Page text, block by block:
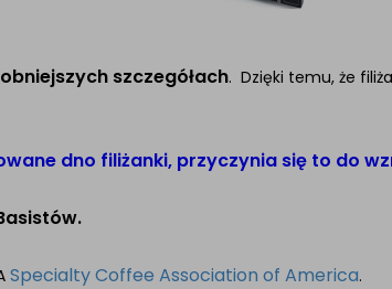
szczegółach. Dzięki temu, że
dno filiżanki, przyczynia się to do
Specialty Coffee Association of America.